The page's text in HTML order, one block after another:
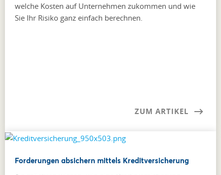
welche Kosten auf Unternehmen zukommen und wie
Sie Ihr Risiko ganz einfach berechnen.
ZUM ARTIKEL
Forderungen absichern mittels Kreditversicherung